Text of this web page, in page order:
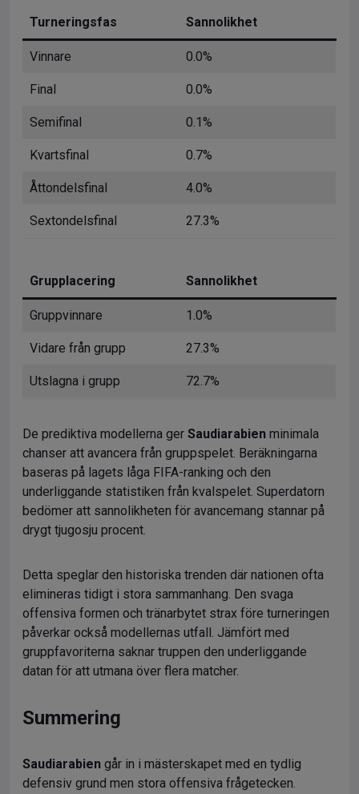
Turneringsfas Sannolikhet
Vinnare 0.0%
Final 0.0%
Semifinal 0.1%
Kvartsfinal 0.7%
Åttondelsfinal 4.0%
Sextondelsfinal 27.3%
Grupplacering Sannolikhet
Gruppvinnare 1.0%
Vidare från grupp 27.3%
Utslagna i grupp 72.7%
De prediktiva modellerna ger Saudiarabien minimala
chanser att avancera från gruppspelet. Beräkningarna
baseras på lagets låga FIFA-ranking och den
underliggande statistiken från kvalspelet. Superdatorn
bedömer att sannolikheten för avancemang stannar på
drygt tjugosju procent.
Detta speglar den historiska trenden där nationen ofta
elimineras tidigt i stora sammanhang. Den svaga
offensiva formen och tränarbytet strax före turneringen
påverkar också modellernas utfall. Jämfört med
gruppfavoriterna saknar truppen den underliggande
datan för att utmana över flera matcher.
Summering
Saudiarabien går in i mästerskapet med en tydlig
defensiv grund men stora offensiva frågetecken.